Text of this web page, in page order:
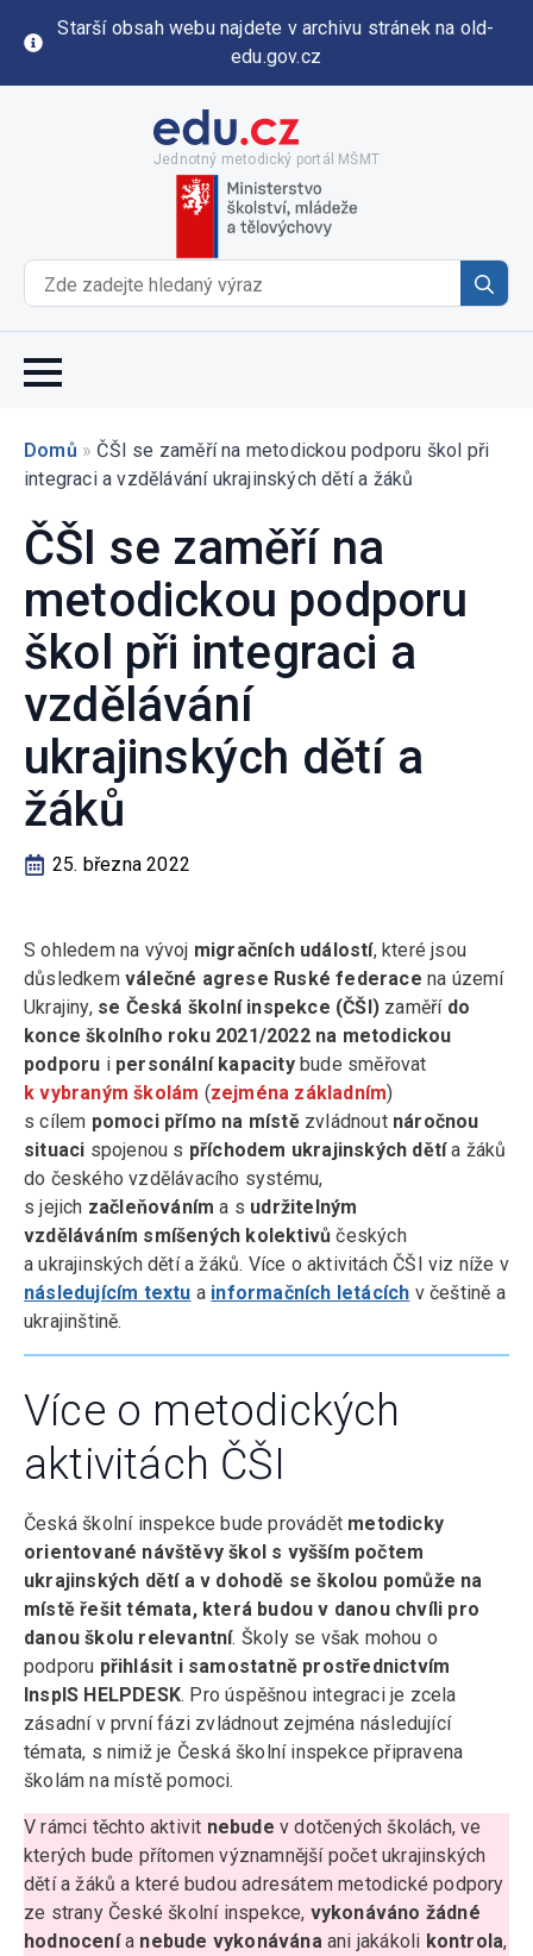
Starší obsah webu najdete v archivu stránek na old-
edu.gov.cz
Jednotný metodický portál MŠMT
for:
Domů » ČŠI se zaměří na metodickou podporu škol při
integraci a vzdělávání ukrajinských dětí a žáků
ČŠI se zaměří na
metodickou podporu
škol při integraci a
vzdělávání
ukrajinských dětí a
žáků
25. března 2022
S ohledem na vývoj migračních událostí, které jsou
důsledkem válečné agrese Ruské federace na území
Ukrajiny, se Česká školní inspekce (ČŠI) zaměří do
konce školního roku 2021/2022 na metodickou
podporu i personální kapacitybude směřovat
k vybraným školám (zejména základním)
s cílem pomoci přímo na místězvládnout náročnou
situaci spojenou s příchodem ukrajinských dětía žáků
do českého vzdělávacího systému,
s jejich začleňováním a s udržitelným
vzděláváním smíšených kolektivů českých
a ukrajinských dětí a žáků. Více o aktivitách ČŠI viz níže v
následujícím textu a informačních letácích v češtině a
ukrajinštině.
Více o metodických
aktivitách ČŠI
Česká školní inspekce bude provádět metodicky
orientované návštěvy škol s vyšším počtem
ukrajinských dětí a v dohodě se školou pomůže na
místě řešit témata, která budou v danou chvíli pro
danou školu relevantní. Školy se však mohou o
podporu přihlásit i samostatně prostřednictvím
InspIS HELPDESK. Pro úspěšnou integraci je zcela
zásadní v první fázi zvládnout zejména následující
témata, s nimiž je Česká školní inspekce připravena
školám na místě pomoci.
V rámci těchto aktivit nebude v dotčených školách, ve
kterých bude přítomen významnější počet ukrajinských
dětí a žáků a které budou adresátem metodické podpory
ze strany České školní inspekce, vykonáváno žádné
hodnocenía nebude vykonávánaani jakákoli kontrola,